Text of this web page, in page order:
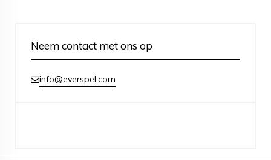
Neem contact met ons op
info@everspel.com